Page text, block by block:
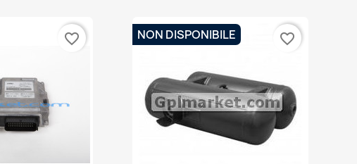
favorite_border NON DISPONIBILE favorite_border